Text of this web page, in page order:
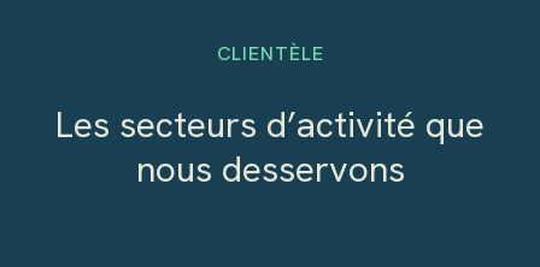
CLIENTÈLE
Les secteurs d’activité que
nous desservons